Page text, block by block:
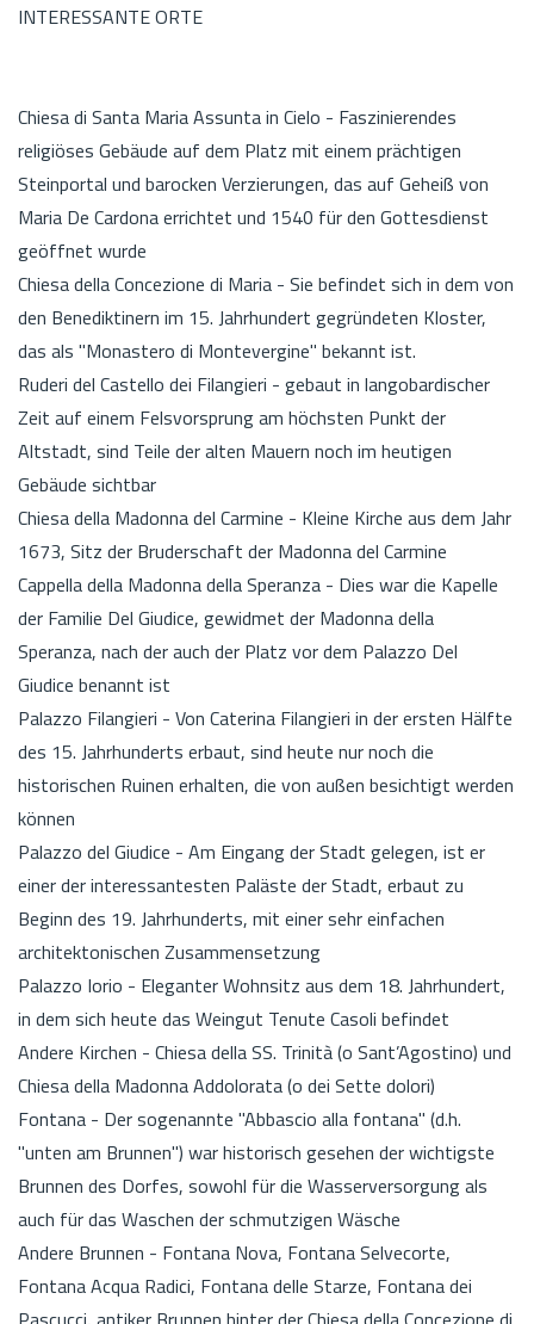
INTERESSANTE ORTE
Chiesa di Santa Maria Assunta in Cielo - Faszinierendes
religiöses Gebäude auf dem Platz mit einem prächtigen
Steinportal und barocken Verzierungen, das auf Geheiß von
Maria De Cardona errichtet und 1540 für den Gottesdienst
geöffnet wurde
Chiesa della Concezione di Maria - Sie befindet sich in dem von
den Benediktinern im 15. Jahrhundert gegründeten Kloster,
das als "Monastero di Montevergine" bekannt ist.
Ruderi del Castello dei Filangieri - gebaut in langobardischer
Zeit auf einem Felsvorsprung am höchsten Punkt der
Altstadt, sind Teile der alten Mauern noch im heutigen
Gebäude sichtbar
Chiesa della Madonna del Carmine - Kleine Kirche aus dem Jahr
1673, Sitz der Bruderschaft der Madonna del Carmine
Cappella della Madonna della Speranza - Dies war die Kapelle
der Familie Del Giudice, gewidmet der Madonna della
Speranza, nach der auch der Platz vor dem Palazzo Del
Giudice benannt ist
Palazzo Filangieri - Von Caterina Filangieri in der ersten Hälfte
des 15. Jahrhunderts erbaut, sind heute nur noch die
historischen Ruinen erhalten, die von außen besichtigt werden
können
Palazzo del Giudice - Am Eingang der Stadt gelegen, ist er
einer der interessantesten Paläste der Stadt, erbaut zu
Beginn des 19. Jahrhunderts, mit einer sehr einfachen
architektonischen Zusammensetzung
Palazzo Iorio - Eleganter Wohnsitz aus dem 18. Jahrhundert,
in dem sich heute das Weingut Tenute Casoli befindet
Andere Kirchen - Chiesa della SS. Trinità (o Sant’Agostino) und
Chiesa della Madonna Addolorata (o dei Sette dolori)
Fontana - Der sogenannte "Abbascio alla fontana" (d.h.
"unten am Brunnen") war historisch gesehen der wichtigste
Brunnen des Dorfes, sowohl für die Wasserversorgung als
auch für das Waschen der schmutzigen Wäsche
Andere Brunnen - Fontana Nova, Fontana Selvecorte,
Fontana Acqua Radici, Fontana delle Starze, Fontana dei